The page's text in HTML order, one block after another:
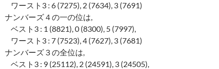
ワースト3 : 6 (7275), 2 (7634), 3 (7691)
ナンバーズ４の一の位は,
ベスト3 : 1 (8821), 0 (8300), 5 (7997),
ワースト3 : 7 (7523), 4 (7627), 3 (7681)
ナンバーズ３の全位は,
ベスト3 : 9 (25112), 2 (24591), 3 (24505),